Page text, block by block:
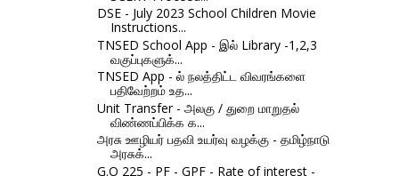
DSE - July 2023 School Children Movie
Instructions...
TNSED School App - இல் Library -1,2,3
வகுப்புகளுக்...
TNSED App - ல் நலத்திட்ட விவரங்களை
பதிவேற்றம் உத...
Unit Transfer - அலகு / துறை மாறுதல்
விண்ணப்பிக்க க...
அரசு ஊழியர் பதவி உயர்வு வழக்கு - தமிழ்நாடு
அரசுக்...
G.O 225 - PF - GPF - Rate of interest -